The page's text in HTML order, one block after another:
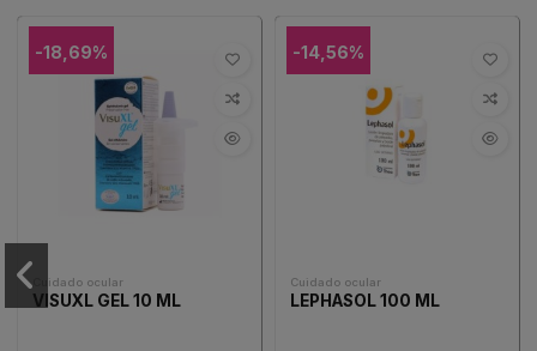
-18,69%
Cuidado ocular
VISUXL GEL 10 ML
-14,56%
Cuidado ocular
LEPHASOL 100 ML